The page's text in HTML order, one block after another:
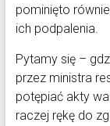
pominięto
ich podpalenia.
Pytamy się –
przez ministra
potępiać akty
raczej rękę do